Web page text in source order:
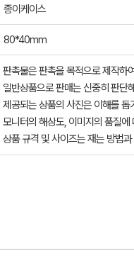
종이케이스
80*40mm
판촉물은 판촉을 목적으로 제작하
일반상품으로 판매는 신중히 판단
제공되는 상품의 사진은 이해를
모니터의 해상도, 이미지의 품질
상품 규격 및 사이즈는 재는 방법